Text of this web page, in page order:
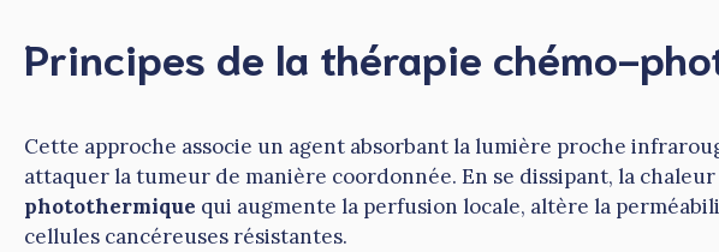
Principes de la thérapie chémo-
Cette approche associe un agent absorbant la lumière proche
attaquer la tumeur de manière coordonnée. En se dissipant, la
photothermique qui augmente la perfusion locale, altère la
cellules cancéreuses résistantes.